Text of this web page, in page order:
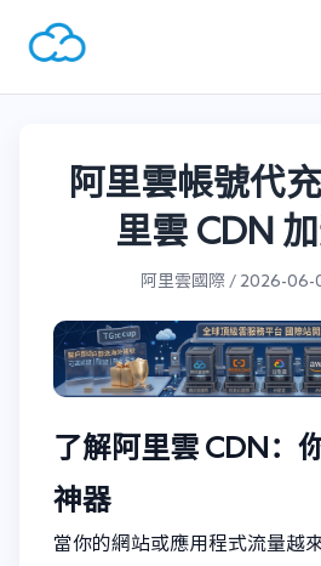
阿里雲帳號代
里雲 CDN
阿里雲國際 / 2026-06-
了解阿里雲 CDN：
神器
當你的網站或應用程式流量越